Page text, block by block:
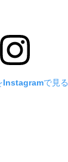
Instagramで見る